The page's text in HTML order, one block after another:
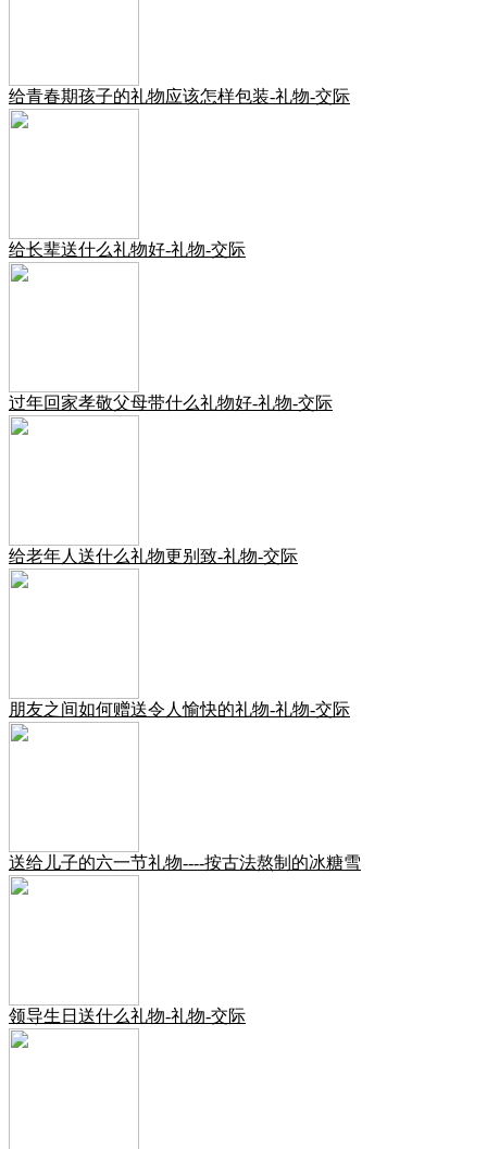
给青春期孩子的礼物应该怎样包装-礼物-交际
给长辈送什么礼物好-礼物-交际
过年回家孝敬父母带什么礼物好-礼物-交际
给老年人送什么礼物更别致-礼物-交际
朋友之间如何赠送令人愉快的礼物-礼物-交际
送给儿子的六一节礼物----按古法熬制的冰糖雪
领导生日送什么礼物-礼物-交际